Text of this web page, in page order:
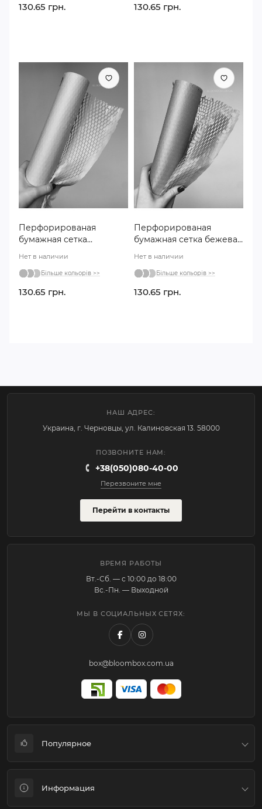
130.65 грн. 130.65 грн.
Перфорированая
бумажная сетка
Нет в наличии
Більше кольорів >>
130.65 грн.
Перфорированая
бумажная сетка бежева
Нет в наличии
Більше кольорів >>
130.65 грн.
НАШ АДРЕС:
Украина, г. Черновцы, ул. Калиновская 13. 58000
ПОЗВОНИТЕ НАМ:
+38(050)080-40-00
Перезвоните мне
Перейти в контакты
ВРЕМЯ РАБОТЫ
Вт.-Cб. — с 10:00 до 18:00
Вс.-Пн. — Выходной
МЫ В СОЦИАЛЬНЫХ СЕТЯХ:
box@bloombox.com.ua
Популярное
Информация